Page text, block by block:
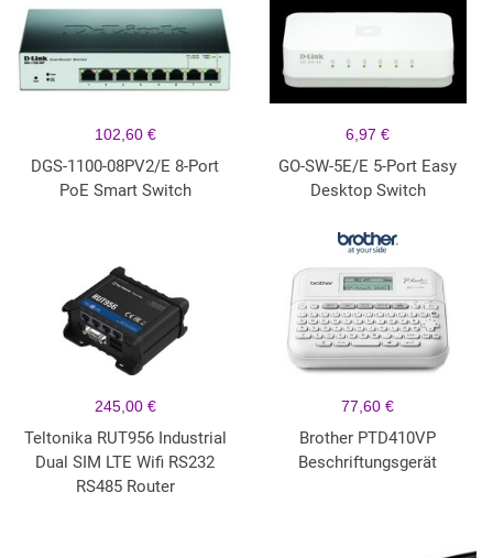
102,60 €
DGS-1100-08PV2/E 8-Port
PoE Smart Switch
6,97 €
GO-SW-5E/E 5-Port Easy
Desktop Switch
245,00 €
Teltonika RUT956 Industrial
Dual SIM LTE Wifi RS232
RS485 Router
77,60 €
Brother PTD410VP
Beschriftungsgerät